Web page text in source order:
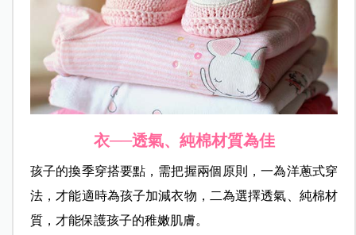
衣──透氣、純棉材質為佳
孩子的換季穿搭要點，需把握兩個原則，一為洋蔥式穿
法，才能適時為孩子加減衣物，二為選擇透氣、純棉材
質，才能保護孩子的稚嫩肌膚。